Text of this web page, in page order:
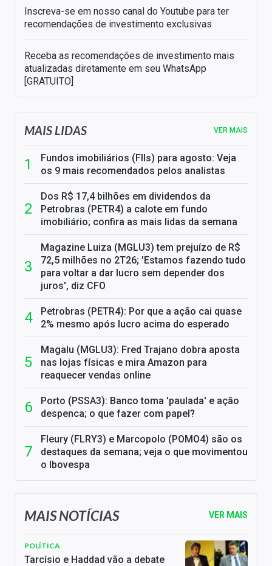
Inscreva-se em nosso canal do Youtube para ter
recomendações de investimento exclusivas
Receba as recomendações de investimento mais
atualizadas diretamente em seu WhatsApp
[GRATUITO]
MAIS LIDAS VER MAIS
Fundos imobiliários (FIIs) para agosto: Veja
os 9 mais recomendados pelos analistas
Dos R$ 17,4 bilhões em dividendos da
Petrobras (PETR4) a calote em fundo
imobiliário; confira as mais lidas da semana
Magazine Luiza (MGLU3) tem prejuízo de R$
72,5 milhões no 2T26; 'Estamos fazendo tudo
para voltar a dar lucro sem depender dos
juros', diz CFO
Petrobras (PETR4): Por que a ação cai quase
2% mesmo após lucro acima do esperado
Magalu (MGLU3): Fred Trajano dobra aposta
nas lojas físicas e mira Amazon para
reaquecer vendas online
Porto (PSSA3): Banco toma 'paulada' e ação
despenca; o que fazer com papel?
Fleury (FLRY3) e Marcopolo (POMO4) são os
destaques da semana; veja o que movimentou
o Ibovespa
MAIS NOTÍCIAS VER MAIS
POLÍTICA
Tarcísio e Haddad vão a debate